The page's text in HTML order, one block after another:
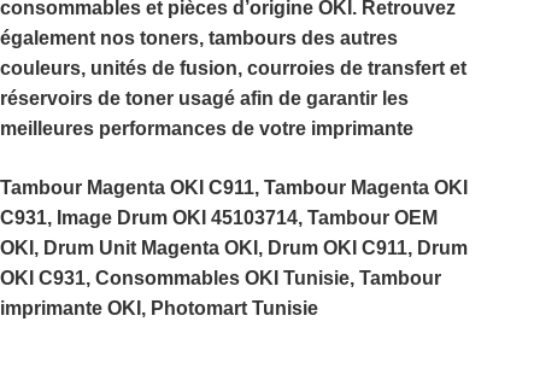
consommables et pièces d’origine OKI. Retrouvez
également nos toners, tambours des autres
couleurs, unités de fusion, courroies de transfert et
réservoirs de toner usagé afin de garantir les
meilleures performances de votre imprimante
Tambour Magenta OKI C911, Tambour Magenta OKI
C931, Image Drum OKI 45103714, Tambour OEM
OKI, Drum Unit Magenta OKI, Drum OKI C911, Drum
OKI C931, Consommables OKI Tunisie, Tambour
imprimante OKI, Photomart Tunisie